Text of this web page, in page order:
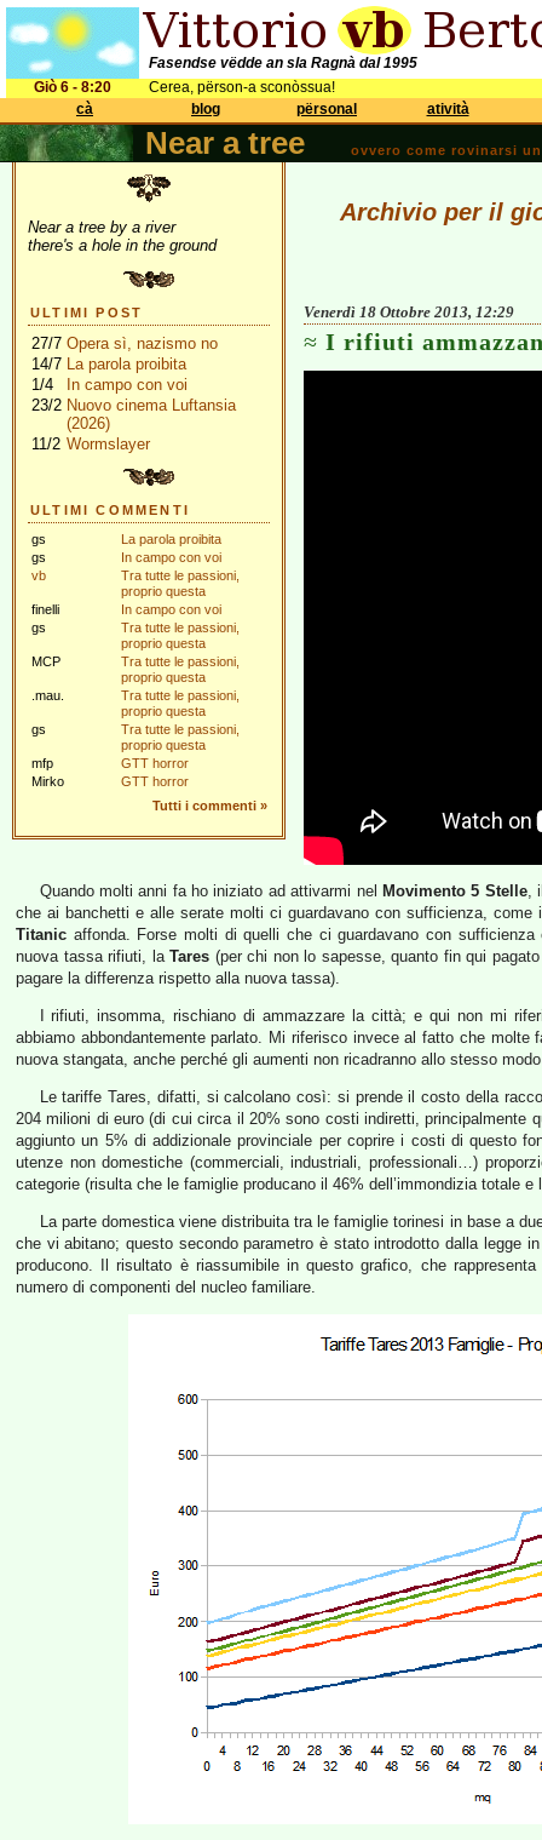
Fasendse vëdde an sla Ragnà dal 1995
Giò 6 - 8:20
Cerea, përson-a sconòssua!
cà
blog përsonal atività
Near a tree ovvero come rovinarsi
Near a tree by a river
there's a hole in the ground
ULTIMI POST
27/7 Opera sì, nazismo no
14/7 La parola proibita
1/4
In campo con voi
23/2 Nuovo cinema Luftansia
(2026)
11/2 Wormslayer
ULTIMI COMMENTI
gs
La parola proibita
gs
In campo con voi
vb
Tra tutte le passioni,
proprio questa
finelli
In campo con voi
gs
Tra tutte le passioni,
proprio questa
MCP
Tra tutte le passioni,
proprio questa
.mau.
Tra tutte le passioni,
proprio questa
gs
Tra tutte le passioni,
proprio questa
mfp
GTT horror
Mirko
GTT horror
Tutti i commenti »
Archivio per il
Venerdì 18 Ottobre 2013, 12:29
I rifiuti
Quando molti anni fa ho iniziato ad attivarmi nel Movimento 5 Stelle,
che ai banchetti e alle serate molti ci guardavano con sufficienza,
Titanic affonda. Forse molti di quelli che ci guardavano con
nuova tassa rifiuti, la Tares (per chi non lo sapesse, quanto fin qui
pagare la differenza rispetto alla nuova tassa).
I rifiuti, insomma, rischiano di ammazzare la città; e qui non mi
abbiamo abbondantemente parlato. Mi riferisco invece al fatto che
nuova stangata, anche perché gli aumenti non ricadranno allo stesso
Le tariffe Tares, difatti, si calcolano così: si prende il costo della
204 milioni di euro (di cui circa il 20% sono costi indiretti, principalmente
aggiunto un 5% di addizionale provinciale per coprire i costi di questo
utenze non domestiche (commerciali, industriali, professionali…)
categorie (risulta che le famiglie producano il 46% dell’immondizia totale e
La parte domestica viene distribuita tra le famiglie torinesi in base a
che vi abitano; questo secondo parametro è stato introdotto dalla legge
producono. Il risultato è riassumibile in questo grafico, che
numero di componenti del nucleo familiare.